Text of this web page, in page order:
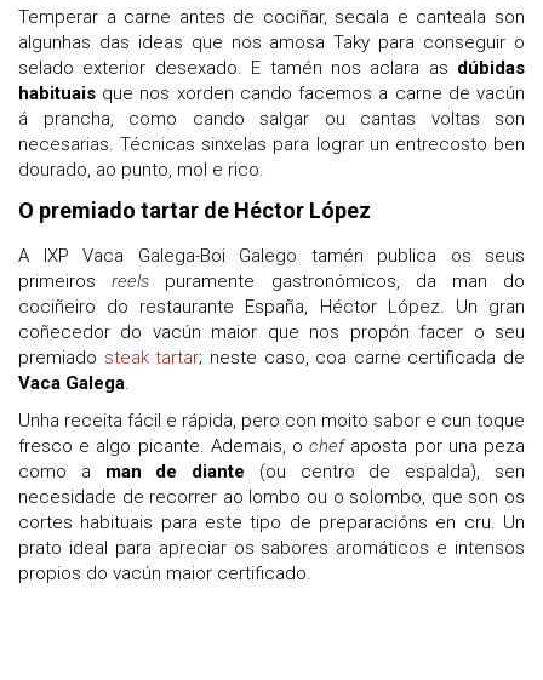
Temperar a carne antes de cociñar, secala e canteala son
algunhas das ideas que nos amosa Taky para conseguir o
selado exterior desexado. E tamén nos aclara as dúbidas
habituais que nos xorden cando facemos a carne de vacún
á prancha, como cando salgar ou cantas voltas son
necesarias. Técnicas sinxelas para lograr un entrecosto ben
dourado, ao punto, mol e rico.
O premiado tartar de Héctor López
A IXP Vaca Galega-Boi Galego tamén publica os seus
primeirosreels puramente gastronómicos, da man do
cociñeiro do restaurante España, Héctor López. Un gran
coñecedor do vacún maior que nos propón facer o seu
premiado steak tartar; neste caso, coa carne certificada de
Vaca Galega.
Unha receita fácil e rápida, pero con moito sabor e cun toque
fresco e algo picante. Ademais, ochef aposta por una peza
como a man de diante (ou centro de espalda), sen
necesidade de recorrer ao lombo ou o solombo, que son os
cortes habituais para este tipo de preparacións en cru. Un
prato ideal para apreciar os sabores aromáticos e intensos
propios do vacún maior certificado.